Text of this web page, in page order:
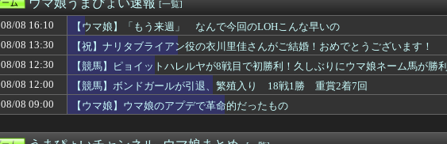
【ウマ娘】アイネスのこのモーションいつの間にか修正されてたのか
ジブリ無双の最強のキャラｗｗｗｗｗｗ
【艦これ】E5ボスはともかく道中だけはしっかりラスダンしてるじゃねーか
【東方】みずこわ
【FGO】アズライールはお迎えした方がいいのか教えてクレメンス。アサシン単体最...
【遊戯王情報】「Yu-Gi-Oh! WORLD CHAMPIONSHIP 20...
ちいかわ「モモンガ天誅編」始まる
【画像】週刊少年マガジン、限界突破
ゴマゾウってよく見たら結構可愛くない？
ウマ娘うまぴょい速報 [一覧]
08/08 16:10
【ウマ娘】「もう来週」 なんで今回のLOHこんな早いの
08/08 13:30
【祝】ナリタブライアン役の衣川里佳さんがご結婚！おめでとうございます！
08/08 12:30
【競馬】ピョイットハレルヤが8戦目で初勝利！久しぶりにウマ娘ネーム馬が勝利
08/08 12:00
【競馬】ボンドガールが引退、繁殖入り 18戦1勝 重賞2着7回
08/08 09:00
【ウマ娘】ウマ娘のアプデで革命的だったもの